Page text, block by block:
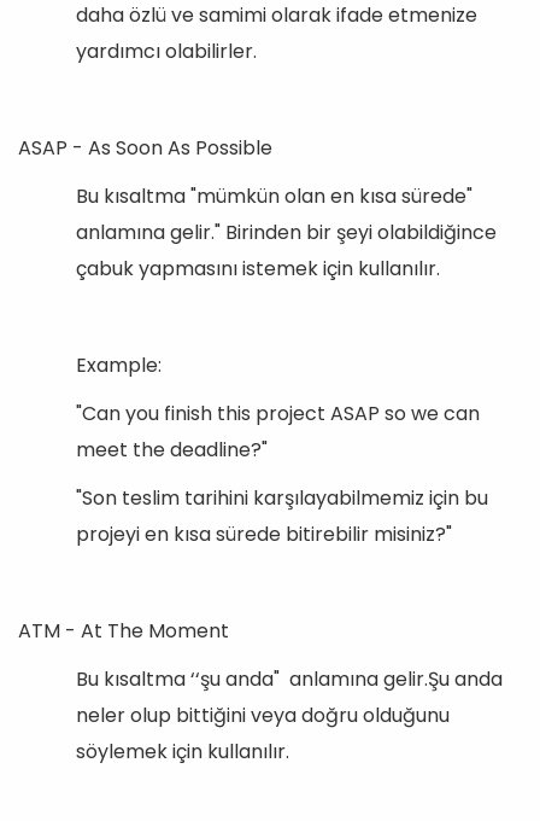
daha özlü ve samimi olarak ifade etmenize
yardımcı olabilirler.
ASAP - As Soon As Possible
Bu kısaltma "mümkün olan en kısa sürede"
anlamına gelir." Birinden bir şeyi olabildiğince
çabuk yapmasını istemek için kullanılır.
Example:
"Can you finish this project ASAP so we can
meet the deadline?"
"Son teslim tarihini karşılayabilmemiz için bu
projeyi en kısa sürede bitirebilir misiniz?"
ATM - At The Moment
Bu kısaltma ‘‘şu anda" anlamına gelir.Şu anda
neler olup bittiğini veya doğru olduğunu
söylemek için kullanılır.